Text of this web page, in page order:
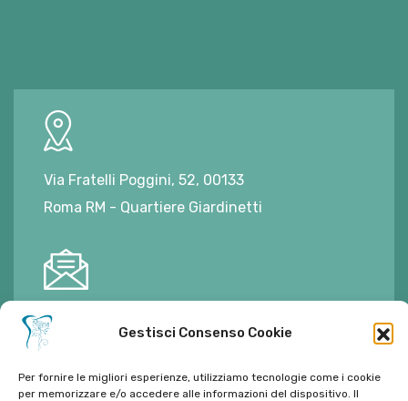
Gestisci Consenso Cookie
Per fornire le migliori esperienze, utilizziamo tecnologie come i cookie
per memorizzare e/o accedere alle informazioni del dispositivo. Il
Via Fratelli Poggini, 52, 00133
Roma RM - Quartiere Giardinetti
E-mail: